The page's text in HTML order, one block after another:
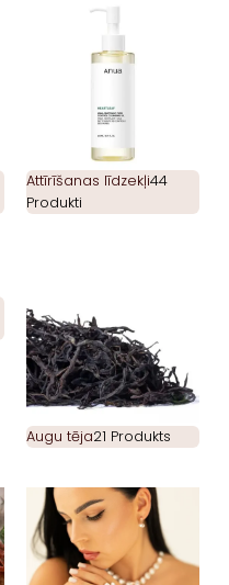
Attīrīšanas līdzekļi44
Produkti
Augu tēja21 Produkts